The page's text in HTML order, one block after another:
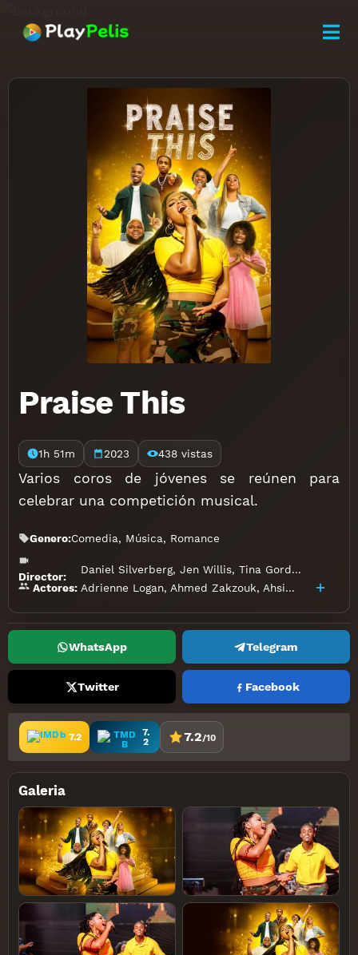
Praise This
1h 51m 2023 438 vistas
Varios coros de jóvenes se reúnen para
celebrar una competición musical.
Genero:Comedia, Música, Romance
Director:
Daniel Silverberg, Jen Willis, Tina Gordon
Actores: Adrienne Logan, Ahmed Zakzouk, Ahsia Pettigrew
WhatsApp Telegram
Twitter Facebook
7.2
7.
2
7.2/10
Galeria